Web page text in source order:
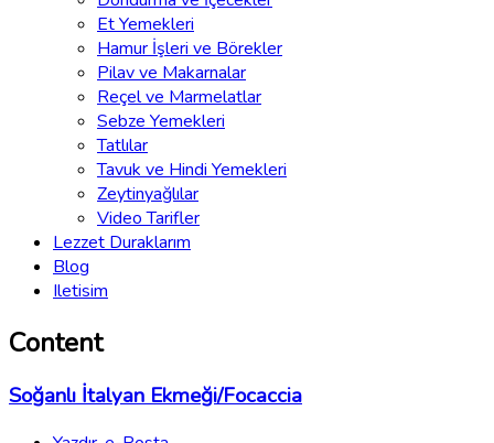
Et Yemekleri
Hamur İşleri ve Börekler
Pilav ve Makarnalar
Reçel ve Marmelatlar
Sebze Yemekleri
Tatlılar
Tavuk ve Hindi Yemekleri
Zeytinyağlılar
Video Tarifler
Lezzet Duraklarım
Blog
Iletisim
Content
Soğanlı İtalyan Ekmeği/Focaccia